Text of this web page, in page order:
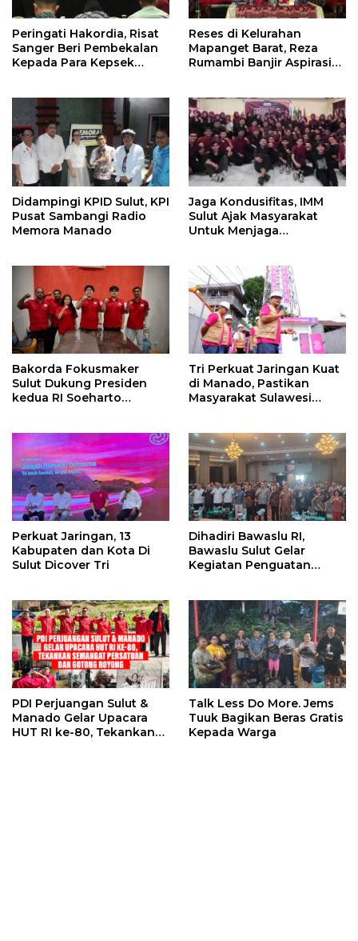
Peringati Hakordia, Risat
Sanger Beri Pembekalan
Kepada Para Kepsek
Reses di Kelurahan
Mapanget Barat, Reza
Rumambi Banjir Aspirasi
Didampingi KPID Sulut, KPI
Pusat Sambangi Radio
Memora Manado
Jaga Kondusifitas, IMM
Sulut Ajak Masyarakat
Untuk Menjaga
Bakorda Fokusmaker
Sulut Dukung Presiden
kedua RI Soeharto
Tri Perkuat Jaringan Kuat
di Manado, Pastikan
Masyarakat Sulawesi
Digital Terbaik
Perkuat Jaringan, 13
Kabupaten dan Kota Di
Sulut Dicover Tri
Dihadiri Bawaslu RI,
Bawaslu Sulut Gelar
Kegiatan Penguatan
PDI Perjuangan Sulut &
Manado Gelar Upacara
HUT RI ke-80, Tekankan
Talk Less Do More. Jems
Tuuk Bagikan Beras Gratis
Kepada Warga